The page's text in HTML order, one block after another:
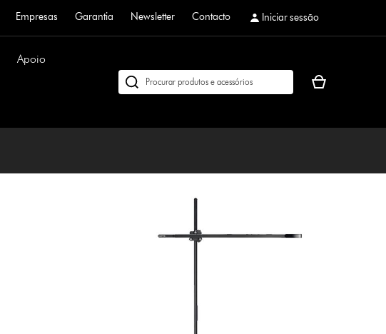
Empresas Garantia Newsletter Contacto Iniciar sessão
Apoio
Pesquisar
O
de